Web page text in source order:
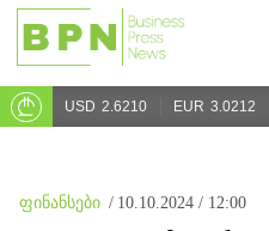
USD 2.6210 EUR 3.0212
ფინანსები / 10.10.2024 / 12:00